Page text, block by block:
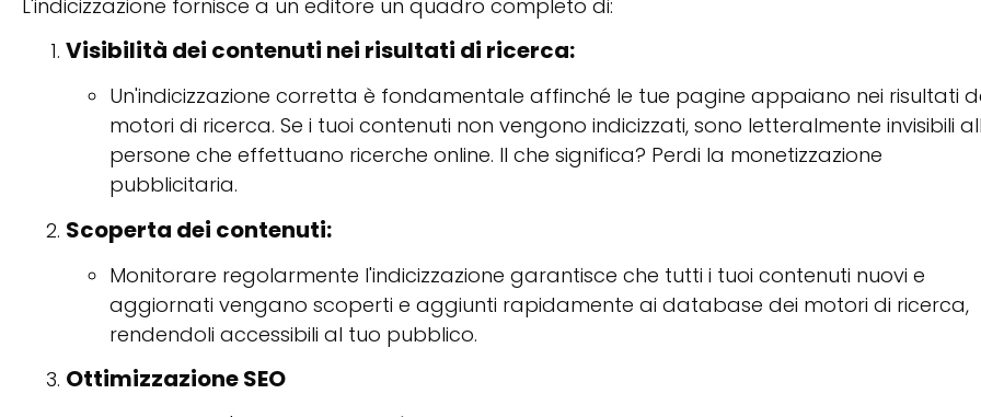
L'indicizzazione fornisce a un editore un quadro completo di:
Visibilità dei contenuti nei risultati di ricerca:
Un'indicizzazione corretta è fondamentale affinché le tue pagine appaiano nei risultati
motori di ricerca. Se i tuoi contenuti non vengono indicizzati, sono letteralmente invisibili
persone che effettuano ricerche online. Il che significa? Perdi la monetizzazione
pubblicitaria.
Scoperta dei contenuti:
Monitorare regolarmente l'indicizzazione garantisce che tutti i tuoi contenuti nuovi e
aggiornati vengano scoperti e aggiunti rapidamente ai database dei motori di ricerca,
rendendoli accessibili al tuo pubblico.
Ottimizzazione SEO